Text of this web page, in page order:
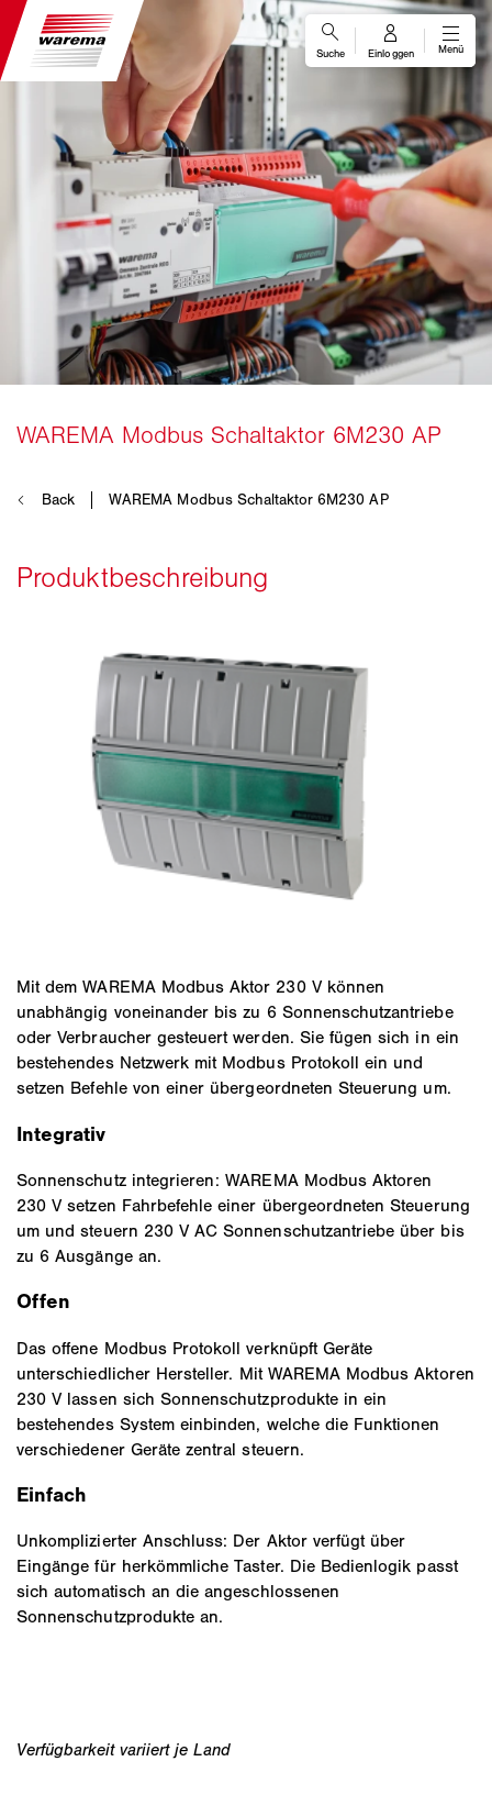
Mit dem WAREMA Modbus Aktor 230 V können
unabhängig voneinander bis zu 6 Sonnenschutzantriebe
oder Verbraucher gesteuert werden. Sie fügen sich in ein
bestehendes Netzwerk mit Modbus Protokoll ein und
setzen Befehle von einer übergeordneten Steuerung um.
Integrativ
Sonnenschutz integrieren: WAREMA Modbus Aktoren
230 V setzen Fahrbefehle einer übergeordneten Steuerung
um und steuern 230 V AC Sonnenschutzantriebe über bis
zu 6 Ausgänge an.
Offen
Das offene Modbus Protokoll verknüpft Geräte
unterschiedlicher Hersteller. Mit WAREMA Modbus Aktoren
230 V lassen sich Sonnenschutzprodukte in ein
bestehendes System einbinden, welche die Funktionen
verschiedener Geräte zentral steuern.
Einfach
Unkomplizierter Anschluss: Der Aktor verfügt über
Eingänge für herkömmliche Taster. Die Bedienlogik passt
sich automatisch an die angeschlossenen
Sonnenschutzprodukte an.